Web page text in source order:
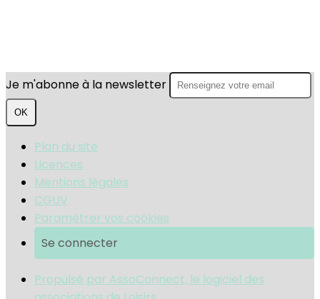
Je m'abonne à la newsletter
OK
Plan du site
Licences
Mentions légales
CGUV
Paramétrer vos cookies
Se connecter
Propulsé par AssoConnect, le logiciel des